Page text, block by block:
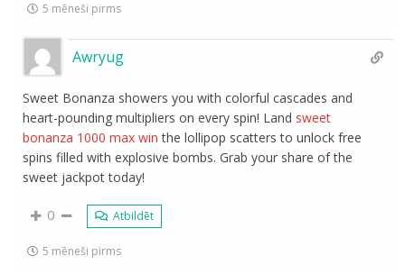
5 mēneši pirms
Awryug
Sweet Bonanza showers you with colorful cascades and
heart-pounding multipliers on every spin! Land sweet
bonanza 1000 max win the lollipop scatters to unlock free
spins filled with explosive bombs. Grab your share of the
sweet jackpot today!
0 Atbildēt
5 mēneši pirms